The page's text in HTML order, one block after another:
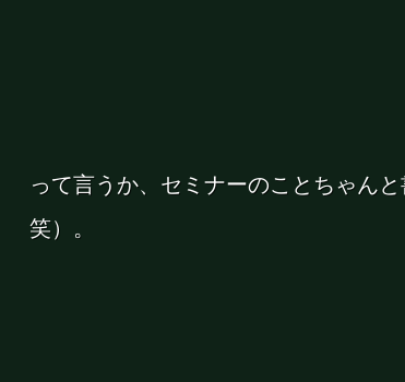
って言うか、セミナーのことちゃん
笑）。